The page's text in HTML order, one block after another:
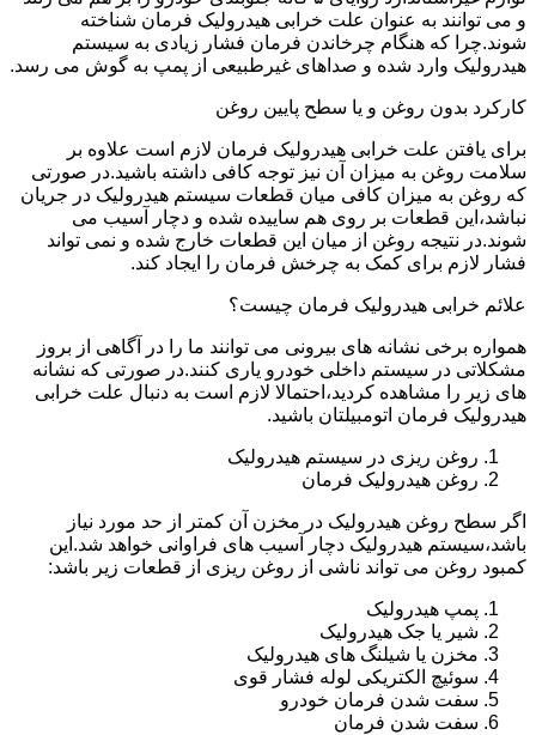
و می توانند به عنوان علت خرابی هیدرولیک فرمان شناخته
شوند.چرا که هنگام چرخاندن فرمان فشار زیادی به سیستم
هیدرولیک وارد شده و صداهای غیرطبیعی از پمپ به گوش می رسد.
کارکرد بدون روغن و یا سطح پایین روغن
برای یافتن علت خرابی هیدرولیک فرمان لازم است علاوه بر
سلامت روغن به میزان آن نیز توجه کافی داشته باشید.در صورتی
که روغن به میزان کافی میان قطعات سیستم هیدرولیک در جریان
نباشد،این قطعات بر روی هم ساییده شده و دچار آسیب می
شوند.در نتیجه روغن از میان این قطعات خارج شده و نمی تواند
فشار لازم برای کمک به چرخش فرمان را ایجاد کند.
علائم خرابی هیدرولیک فرمان چیست؟
همواره برخی نشانه های بیرونی می توانند ما را در آگاهی از بروز
مشکلاتی در سیستم داخلی خودرو یاری کنند.در صورتی که نشانه
های زیر را مشاهده کردید،احتمالا لازم است به دنبال علت خرابی
هیدرولیک فرمان اتومبیلتان باشید.
روغن ریزی در سیستم هیدرولیک
روغن هیدرولیک فرمان
اگر سطح روغن هیدرولیک در مخزن آن کمتر از حد مورد نیاز
باشد،سیستم هیدرولیک دچار آسیب های فراوانی خواهد شد.این
کمبود روغن می تواند ناشی از روغن ریزی از قطعات زیر باشد:
پمپ هیدرولیک
شیر یا جک هیدرولیک
مخزن یا شیلنگ های هیدرولیک
سوئیچ الکتریکی لوله فشار قوی
سفت شدن فرمان خودرو
سفت شدن فرمان